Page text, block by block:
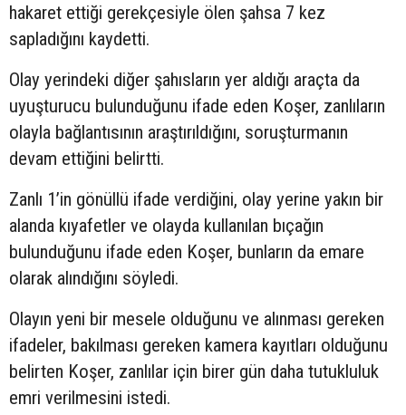
hakaret ettiği gerekçesiyle ölen şahsa 7 kez
sapladığını kaydetti.
Olay yerindeki diğer şahısların yer aldığı araçta da
uyuşturucu bulunduğunu ifade eden Koşer, zanlıların
olayla bağlantısının araştırıldığını, soruşturmanın
devam ettiğini belirtti.
Zanlı 1’in gönüllü ifade verdiğini, olay yerine yakın bir
alanda kıyafetler ve olayda kullanılan bıçağın
bulunduğunu ifade eden Koşer, bunların da emare
olarak alındığını söyledi.
Olayın yeni bir mesele olduğunu ve alınması gereken
ifadeler, bakılması gereken kamera kayıtları olduğunu
belirten Koşer, zanlılar için birer gün daha tutukluluk
emri verilmesini istedi.